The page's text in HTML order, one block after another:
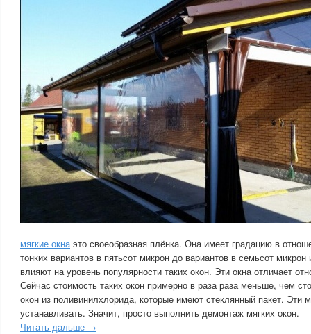
мягкие окнаэто своеобразная плёнка. Она имеет градацию в
тонких вариантов в пятьсот микрон до вариантов в семьсот
влияют на уровень популярности таких окон. Эти окна отличает
Сейчас стоимость таких окон примерно в раза раза меньше, чем
окон из поливинилхлорида, которые имеют стеклянный пакет. Эти
устанавливать. Значит, просто выполнить демонтаж мягких окон.
Читать дальше →